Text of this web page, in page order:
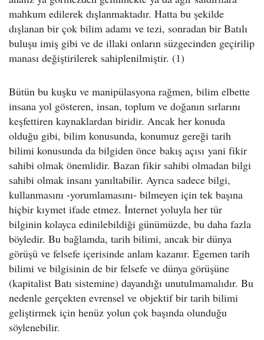
mahkum edilerek dışlanmaktadır. Hatta bu şekilde
dışlanan bir çok bilim adamı ve tezi, sonradan bir Batılı
buluşu imiş gibi ve de illaki onların süzgecinden geçirilip
manası değiştirilerek sahiplenilmiştir. (1)
Bütün bu kuşku ve manipülasyona rağmen, bilim elbette
insana yol gösteren, insan, toplum ve doğanın sırlarını
keşfettiren kaynaklardan biridir. Ancak her konuda
olduğu gibi, bilim konusunda, konumuz gereği tarih
bilimi konusunda da bilgiden önce bakış açısı yani fikir
sahibi olmak önemlidir. Bazan fikir sahibi olmadan bilgi
sahibi olmak insanı yanıltabilir. Ayrıca sadece bilgi,
kullanmasını -yorumlamasını- bilmeyen için tek başına
hiçbir kıymet ifade etmez. İnternet yoluyla her tür
bilginin kolayca edinilebildiği günümüzde, bu daha fazla
böyledir. Bu bağlamda, tarih bilimi, ancak bir dünya
görüşü ve felsefe içerisinde anlam kazanır. Egemen tarih
bilimi ve bilgisinin de bir felsefe ve dünya görüşüne
(kapitalist Batı sistemine) dayandığı unutulmamalıdır. Bu
nedenle gerçekten evrensel ve objektif bir tarih bilimi
geliştirmek için henüz yolun çok başında olunduğu
söylenebilir.